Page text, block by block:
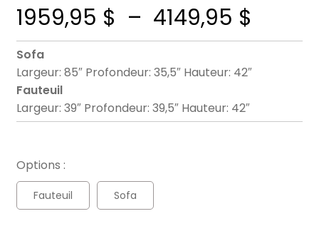
1959,95 $ – 4149,95 $
de
Sofa
Largeur: 85″ Profondeur: 35,5″ Hauteur: 42″
Fauteuil
Largeur: 39″ Profondeur: 39,5″ Hauteur: 42″
Options :
Fauteuil Sofa